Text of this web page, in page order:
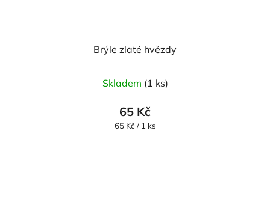
Brýle zlaté hvězdy
Skladem (1 ks)
65 Kč
Měrná
65 Kč / 1 ks